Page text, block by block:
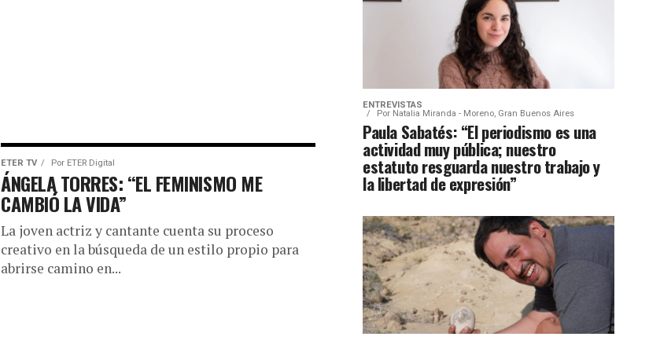
ETER TV Por ETER Digital
ÁNGELA TORRES: “EL FEMINISMO ME
CAMBIÓ LA VIDA”
La joven actriz y cantante cuenta su proceso
creativo en la búsqueda de un estilo propio para
abrirse camino en...
ENTREVISTAS
Por Natalia Miranda - Moreno, Gran Buenos Aires
Paula Sabatés: “El periodismo es una
actividad muy pública; nuestro
estatuto resguarda nuestro trabajo y
la libertad de expresión”